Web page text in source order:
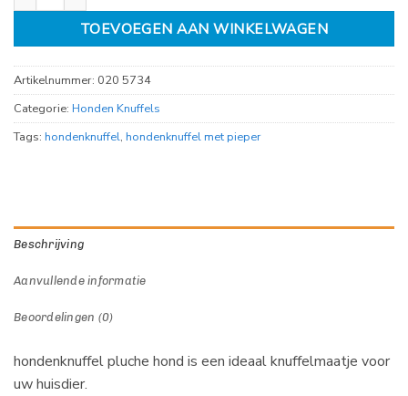
TOEVOEGEN AAN WINKELWAGEN
Artikelnummer: 020 5734
Categorie: Honden Knuffels
Tags: hondenknuffel, hondenknuffel met pieper
Beschrijving
Aanvullende informatie
Beoordelingen (0)
hondenknuffel pluche hond is een ideaal knuffelmaatje voor
uw huisdier.